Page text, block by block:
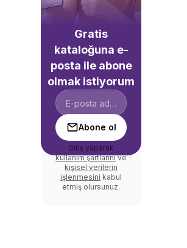
Gratis
kataloğuna e-
posta ile abone
olmak istiyorum
Abone ol
Giriş yaparak
kullanım şartlarınıve
kişisel verilerin
işlenmesini kabul
etmiş olursunuz.